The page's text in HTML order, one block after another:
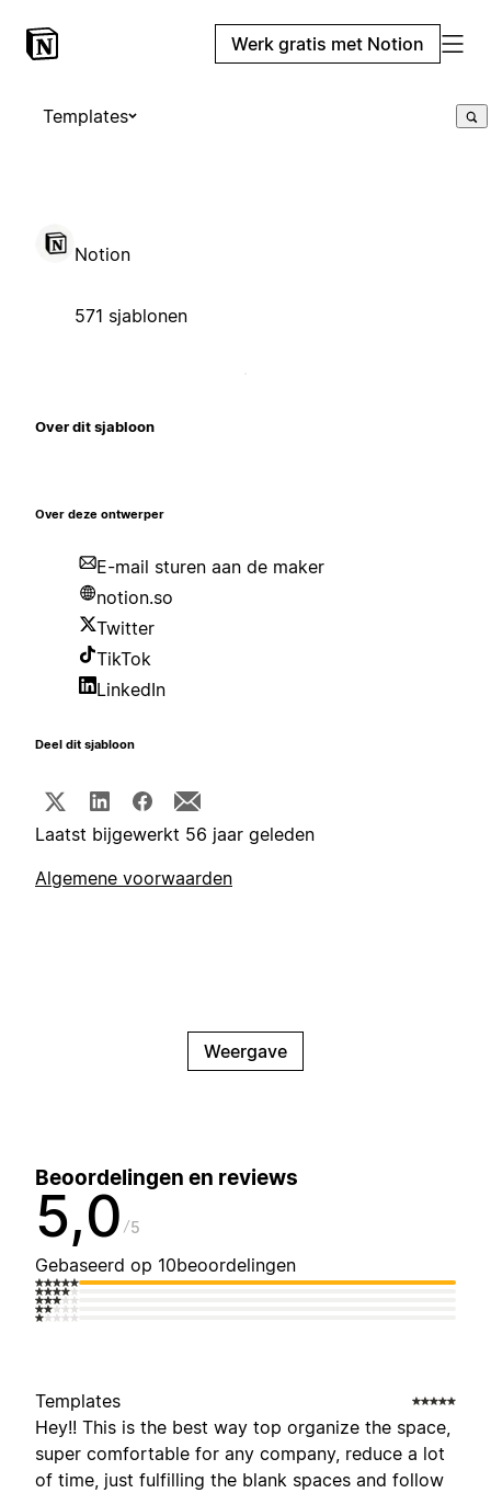
Werk gratis met Notion
Templates
Notion
571 sjablonen
Over dit sjabloon
Over deze ontwerper
E-mail sturen aan de maker
notion.so
Twitter
TikTok
LinkedIn
Deel dit sjabloon
Laatst bijgewerkt 56 jaar geleden
Algemene voorwaarden
Weergave
Beoordelingen en reviews
5,0 5
Gebaseerd op 10beoordelingen
Templates
Hey!! This is the best way top organize the space,
super comfortable for any company, reduce a lot
of time, just fulfilling the blank spaces and follow